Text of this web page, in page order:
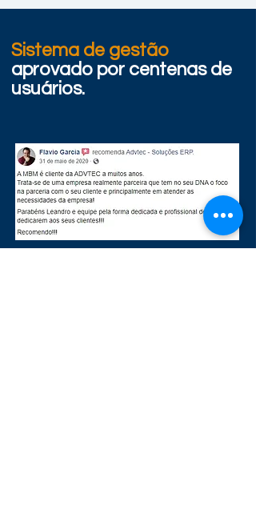
Sistema de gestão
aprovado por centenas de
usuários.